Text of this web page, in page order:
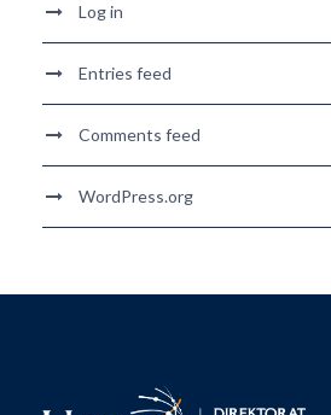
Log in
Entries feed
Comments feed
WordPress.org